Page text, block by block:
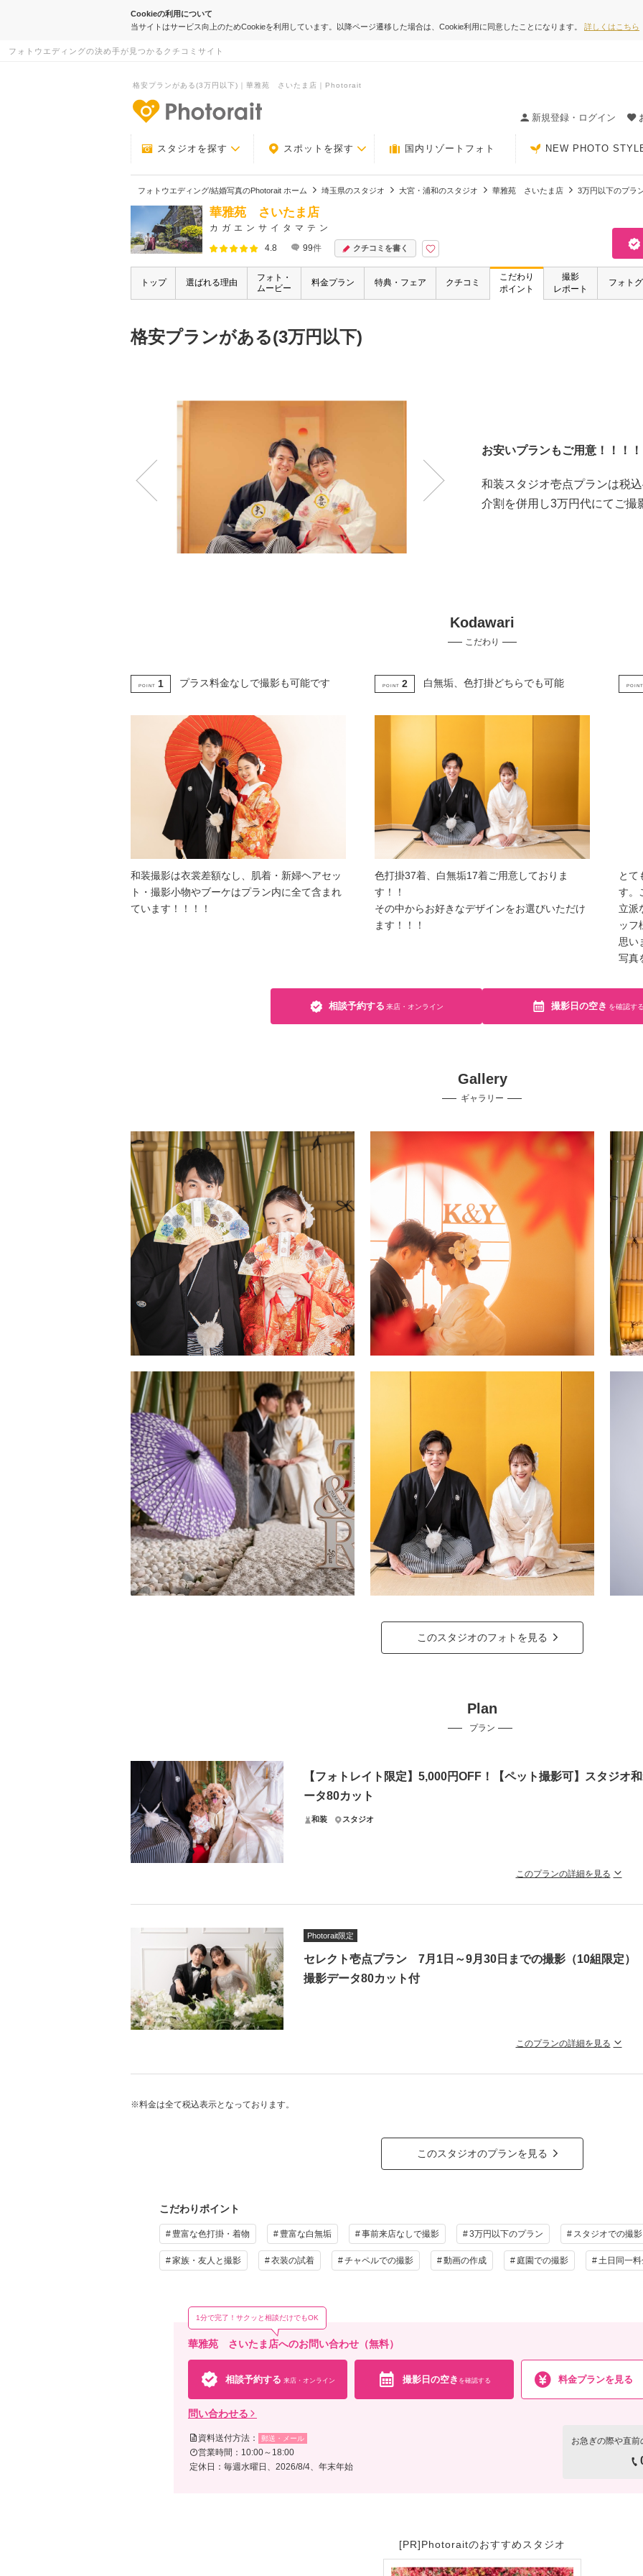
Cookieの利用について
当サイトはサービス向上のためCookieを利用しています。以降ページ遷移した場合は、Cookie利用に同意したことになります。 詳しくはこちら
フォトウエディングの決め手が見つかるクチコミサイト
格安プランがある(3万円以下)｜華雅苑 さいたま店｜Photorait
新規登録・ログイン
スタジオを探す スポットを探す 国内リゾートフォト NEW PHOTO
フォトウエディング/結婚写真のPhotorait ホーム 埼玉県のスタジオ 大宮・浦和のスタジオ 華雅苑 さいたま店 3万円以下のプラ
華雅苑 さいたま店
カガエンサイタマテン
4.8
99件 クチコミを書く
トップ 選ばれる理由
フォト・
ムービー
料金プラン 特典・フェア クチコミ
こだわり
ポイント
撮影
レポート
フォト
格安プランがある(3万円以下)
お安いプランもご用意！！！
和装スタジオ壱点プランは税
介割を併用し3万円代にてご撮
Kodawari
こだわり
POINT 1 プラス料金なしで撮影も可能です
和装撮影は衣裳差額なし、肌着・新婦ヘアセッ
ト・撮影小物やブーケはプラン内に全て含まれ
ています！！！！
POINT 2 白無垢、色打掛どちらでも可能
色打掛37着、白無垢17着ご用意しておりま
す！！
その中からお好きなデザインをお選びいただけ
ます！！！
とて
す。
立派
ッフ
思い
写真
相談予約する 来店・オンライン 撮影日の空き を確認す
Gallery
ギャラリー
このスタジオのフォトを見る
Plan
プラン
【フォトレイト限定】5,000円OFF！【ペット撮影可】スタジオ
ータ80カット
和装 スタジオ
このプランの詳細を見る
データ3～5日納品/髪飾り・インナー・シューズ無料貸出 新婦様：和装
お写真データ：80カット
お衣装：ご新郎様ご新婦様 各和装一着
ご新婦様のみ メイク込み
アルバム データ 80カット
撮影データ（トリミング・色味補正済み・5日以内に納品可能）・撮影場所までの移動費用・
（※持込OK）・肌着・ドレスインナー等の衣裳小物
相談予約する
Photorait限定
セレクト壱点プラン 7月1日～9月30日までの撮影（10組限定
撮影データ80カット付
このプランの詳細を見る
★データ最短3～5営業日納品可能★肌着・足袋・草履・靴・ドレス用イン
プラン詳細
その他含むもの
撮影データ（トリミング・色味補正済み・5日以内に納品可能）・ブーケ・撮影小物・髪飾り
等の衣裳小物
※料金は全て税込表示となっております。
このスタジオのプランを見る
こだわりポイント
豊富な色打掛・着物 豊富な白無垢 事前来店なしで撮影 3万円以下のプラン スタジオでの撮影
家族・友人と撮影 衣装の試着 チャペルでの撮影 動画の作成 庭園での撮影 土日同一
華雅苑 さいたま店へのお問い合わせ（無料）
1分で完了！サクッと相談だけでもOK
相談予約する 来店・オンライン 撮影日の空き を確認する 料金プランを見る
問い合わせる
資料送付方法： 郵送・メール
営業時間：10:00～18:00
定休日：毎週水曜日、2026/8/4、年末年始
お急ぎの際や直
[PR]Photoraitのおすすめスタジオ